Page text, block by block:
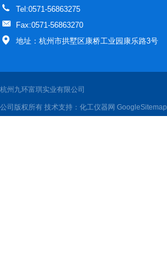
Tel:0571-56863275
Fax:0571-56863270
地址：杭州市拱墅区康桥工业园康乐路3号
杭州九环富琪实业有限公司
公司版权所有 技术支持： 化工仪器网 GoogleSitemap